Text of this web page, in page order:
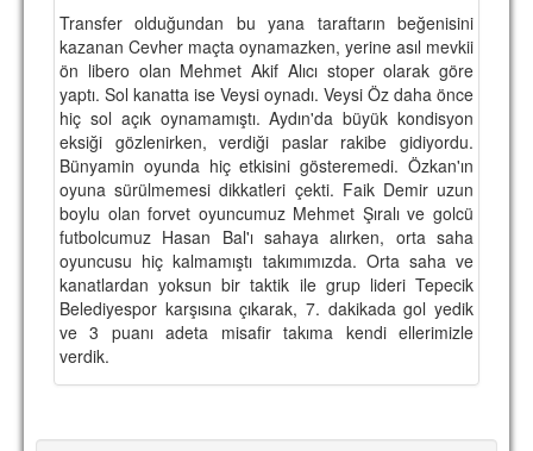
MULTİMEDYA
FOTOĞRAF & VİDEOLAR
MARŞ & TEZAHÜRATLAR
KULÜP
AMBLEM
SPOR TESİSLERİ
YÖNETİM KURULU
PERSONEL
SPONSORLAR
TARİHÇE
Transfer olduğundan bu yana taraftarın beğenisini
kazanan Cevher maçta oynamazken, yerine asıl mevkii
ön libero olan Mehmet Akif Alıcı stoper olarak göre
yaptı. Sol kanatta ise Veysi oynadı. Veysi Öz daha önce
hiç sol açık oynamamıştı. Aydın'da büyük kondisyon
eksiği gözlenirken, verdiği paslar rakibe gidiyordu.
Bünyamin oyunda hiç etkisini gösteremedi. Özkan'ın
oyuna sürülmemesi dikkatleri çekti. Faik Demir uzun
boylu olan forvet oyuncumuz Mehmet Şıralı ve golcü
futbolcumuz Hasan Bal'ı sahaya alırken, orta saha
oyuncusu hiç kalmamıştı takımımızda. Orta saha ve
kanatlardan yoksun bir taktik ile grup lideri Tepecik
Belediyespor karşısına çıkarak, 7. dakikada gol yedik
ve 3 puanı adeta misafir takıma kendi ellerimizle
verdik.